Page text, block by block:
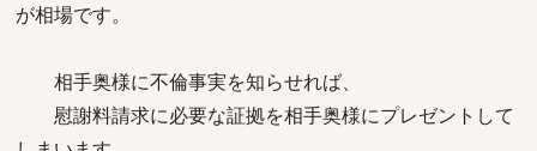
が相場です。
相手奥様に不倫事実を知らせれば、
慰謝料請求に必要な証拠を相手奥様にプレゼントして